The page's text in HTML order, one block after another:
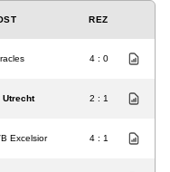
REZ
4 : 0
Utrecht 2 : 1
Excelsior 4 : 1